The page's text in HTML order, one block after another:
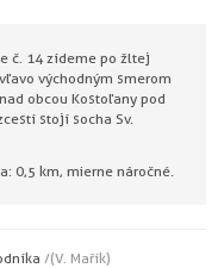
č. 14 zídeme po žltej
východným smerom
obcou Kostoľany pod
stojí socha Sv.
0,5 km, mierne náročné.
/(V. Mařík)